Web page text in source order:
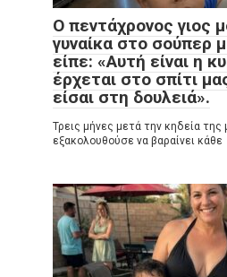
Ο πεντάχρονος γιος
γυναίκα στο σούπερ
είπε: «Αυτή είναι η
έρχεται στο σπίτι
είσαι στη δουλειά».
Τρεις μήνες μετά την κηδεία της
εξακολουθούσε να βαραίνει κάθε